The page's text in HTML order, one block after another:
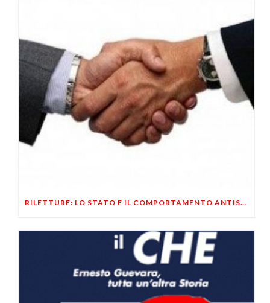
RILETTURE: LO STATO E IL COMPORTAMENTO ANTISOCIALE